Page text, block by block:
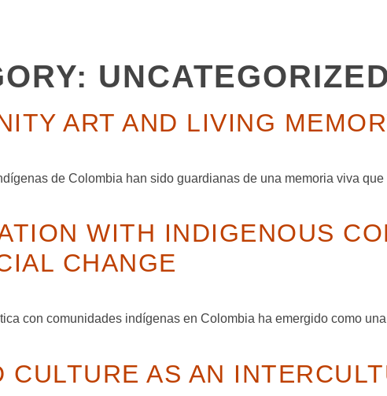
ART AND LIVING
de Colombia han sido guardianas de una memoria viva
WITH INDIGENOUS
CHANGE
con comunidades indígenas en Colombia ha emergido como
CULTURE AS AN